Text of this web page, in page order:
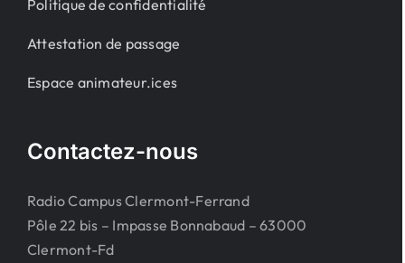
Politique de confidentialité
Attestation de passage
Espace animateur.ices
Contactez-nous
Radio Campus Clermont-Ferrand
Pôle 22 bis – Impasse Bonnabaud – 63000
Clermont-Fd